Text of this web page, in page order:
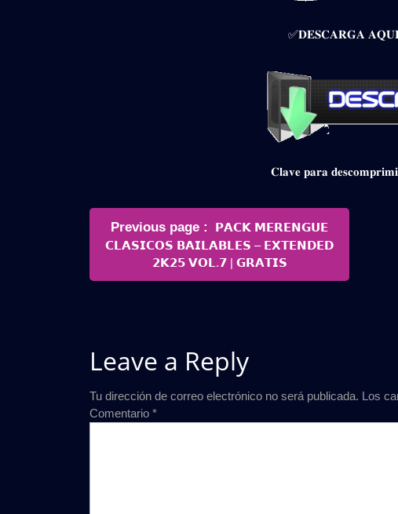
✅𝐃𝐄𝐒𝐂𝐀𝐑𝐆𝐀
𝐂𝐥𝐚𝐯𝐞 𝐩𝐚𝐫𝐚
Navegación
de
entradas
Previous page
Older
Posts
𝗣𝗔𝗖𝗞 𝗠𝗘𝗥𝗘𝗡𝗚𝗨𝗘
𝗖𝗟𝗔𝗦𝗜𝗖𝗢𝗦 𝗕𝗔𝗜𝗟𝗔𝗕𝗟𝗘𝗦 – 𝗘𝗫𝗧𝗘𝗡𝗗𝗘𝗗
𝟮𝗞𝟮𝟱 𝗩𝗢𝗟.𝟳 | 𝗚𝗥𝗔𝗧𝗜𝗦
Leave a Reply
Tu dirección de correo electrónico no será publicada. Los
Comentario *